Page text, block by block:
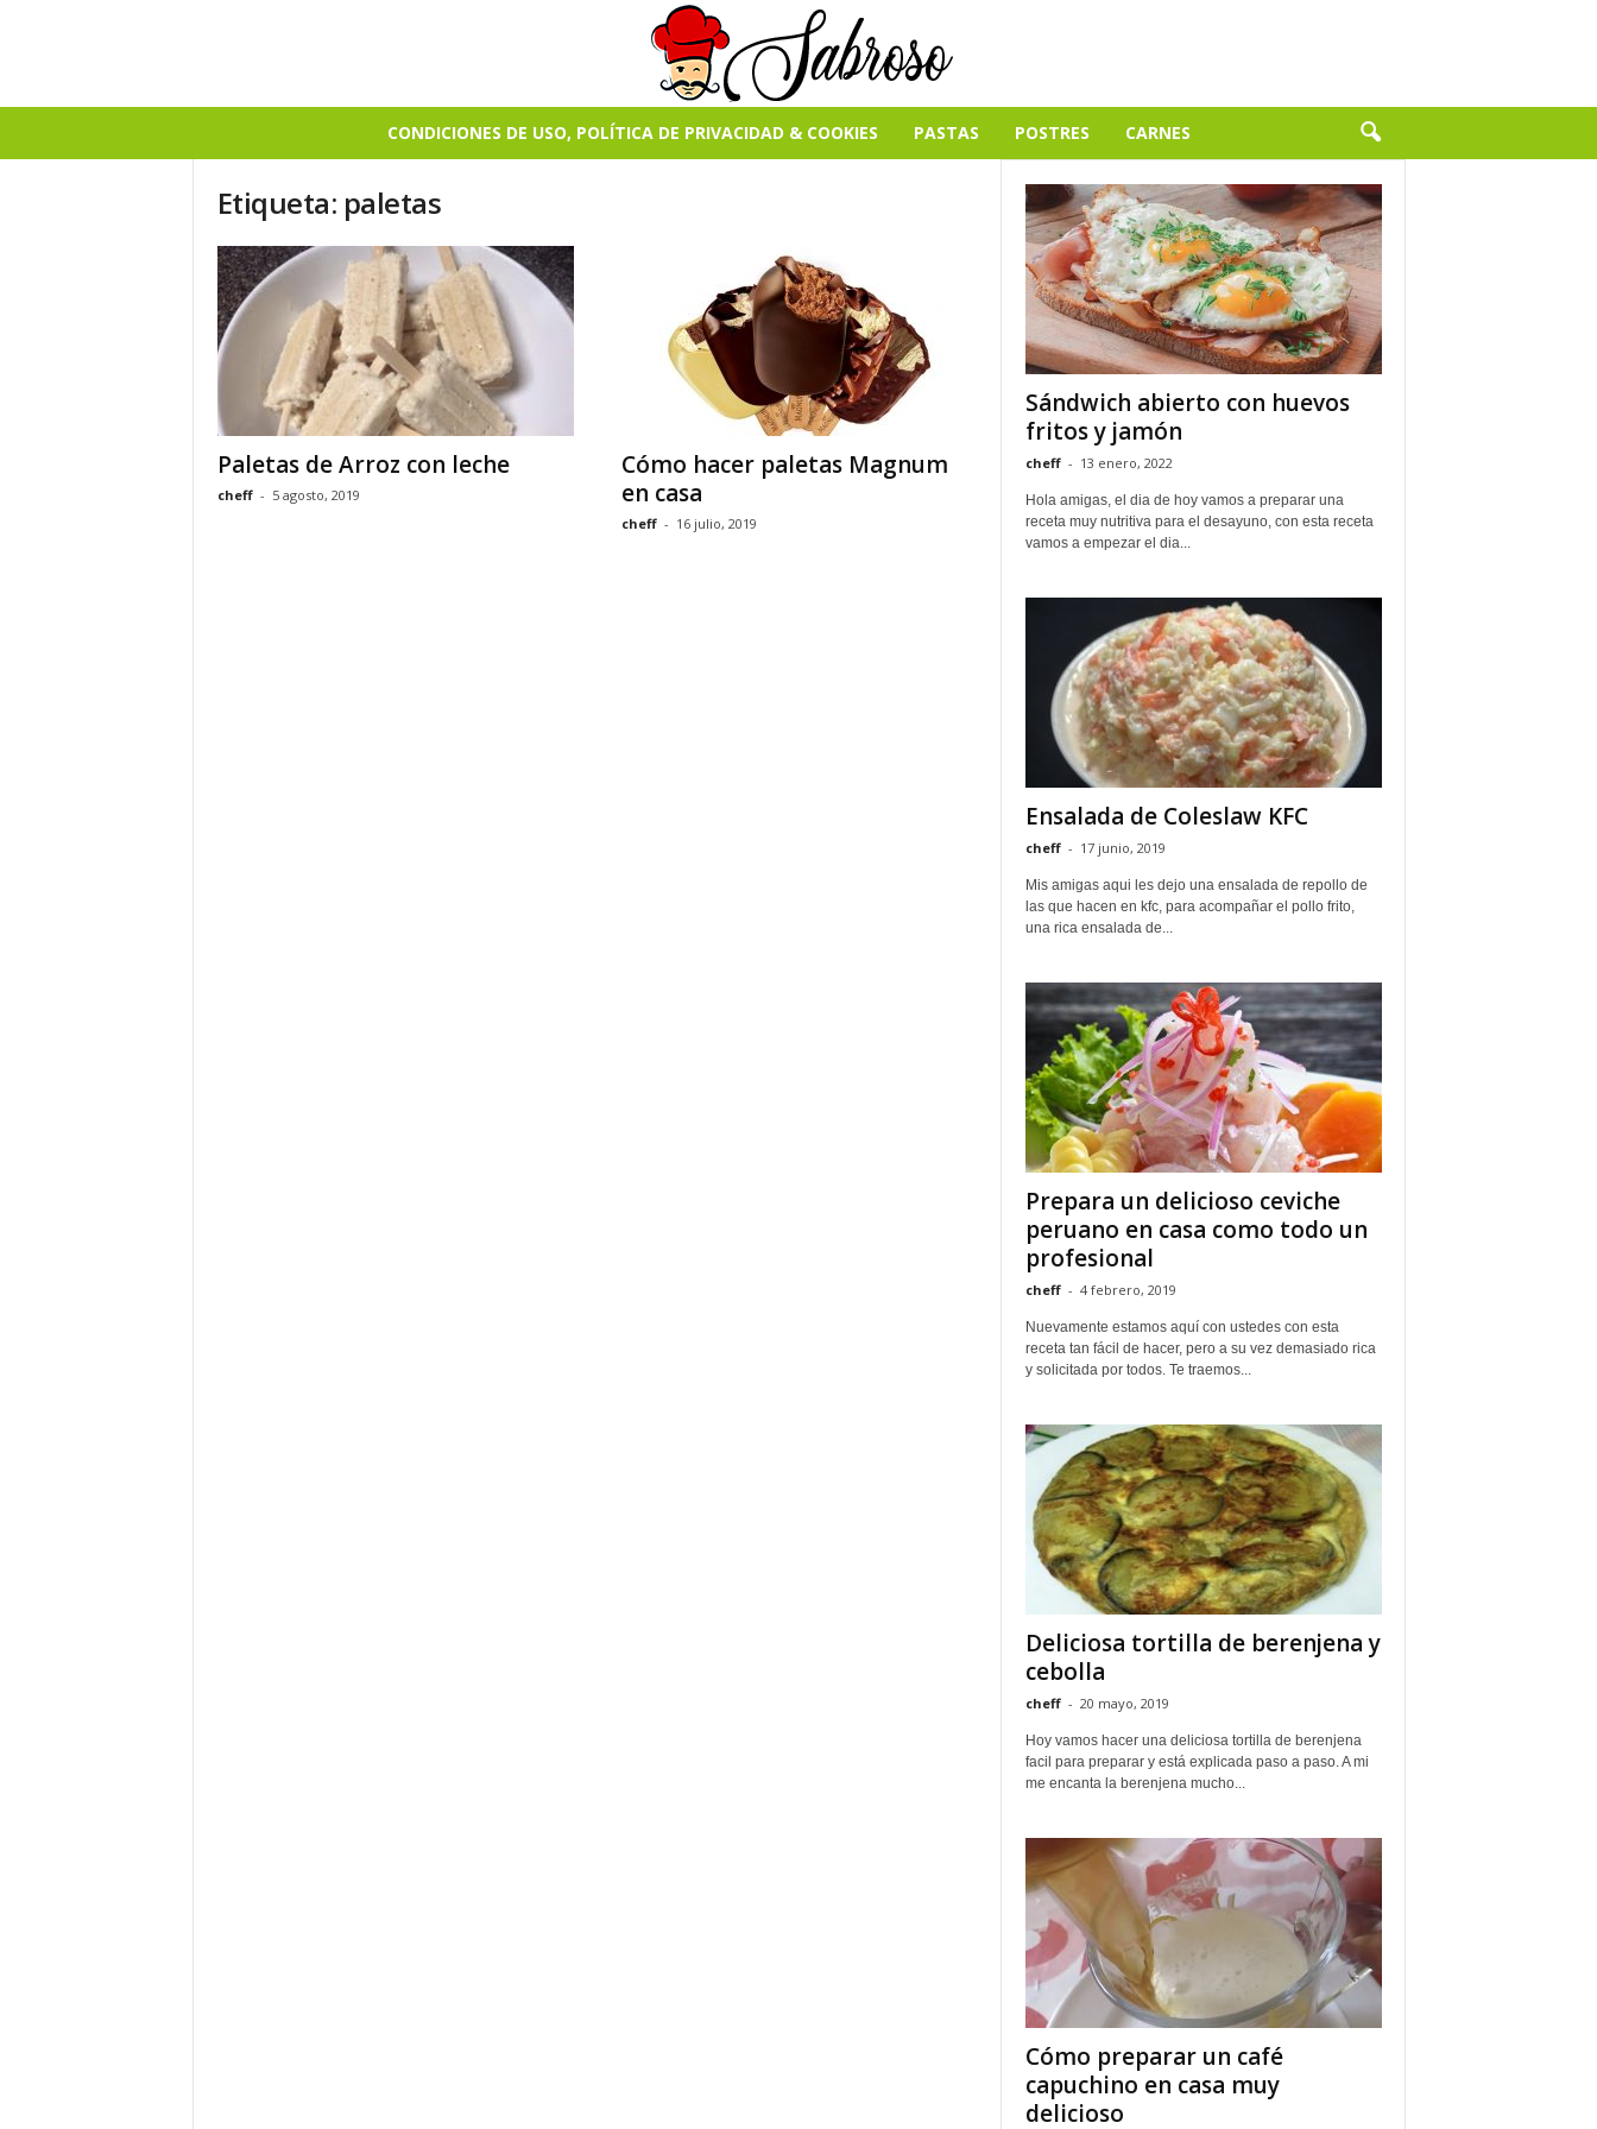
CONDICIONES DE USO, POLÍTICA DE PRIVACIDAD & COOKIES PASTAS POSTRES CARNES
Etiqueta: paletas
Paletas de Arroz con leche
cheff - 5 agosto, 2019
Cómo hacer paletas Magnum
en casa
cheff - 16 julio, 2019
Sándwich abierto con huevos
fritos y jamón
cheff - 13 enero, 2022
Hola amigas, el dia de hoy vamos a preparar una
receta muy nutritiva para el desayuno, con esta receta
vamos a empezar el dia...
Ensalada de Coleslaw KFC
cheff - 17 junio, 2019
Mis amigas aqui les dejo una ensalada de repollo de
las que hacen en kfc, para acompañar el pollo frito,
una rica ensalada de...
Prepara un delicioso ceviche
peruano en casa como todo un
profesional
cheff - 4 febrero, 2019
Nuevamente estamos aquí con ustedes con esta
receta tan fácil de hacer, pero a su vez demasiado rica
y solicitada por todos. Te traemos...
Deliciosa tortilla de berenjena y
cebolla
cheff - 20 mayo, 2019
Hoy vamos hacer una deliciosa tortilla de berenjena
facil para preparar y está explicada paso a paso. A mi
me encanta la berenjena mucho...
Cómo preparar un café
capuchino en casa muy
delicioso